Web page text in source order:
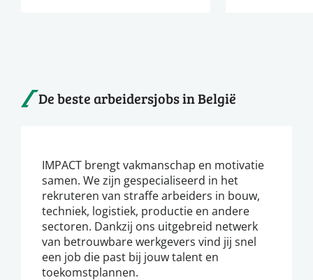
De beste arbeidersjobs in België
IMPACT brengt vakmanschap en motivatie
samen. We zijn gespecialiseerd in het
rekruteren van straffe arbeiders in bouw,
techniek, logistiek, productie en andere
sectoren. Dankzij ons uitgebreid netwerk
van betrouwbare werkgevers vind jij snel
een job die past bij jouw talent en
toekomstplannen.